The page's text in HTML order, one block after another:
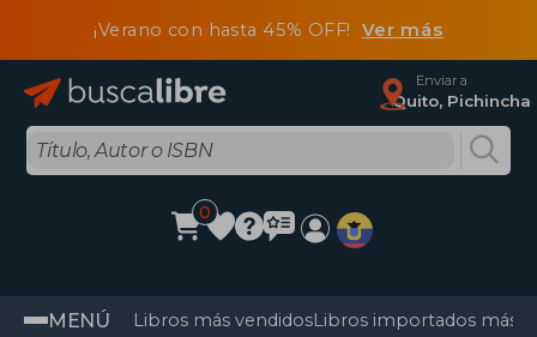
¡Verano con hasta 45% OFF! Ver más
Enviar a
Quito, Pichincha
0
MENÚ Libros más vendidosLibros importados más